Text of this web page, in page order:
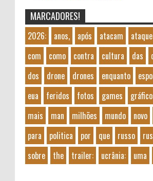
MARCADORES!
2026: anos, após atacam ataque
com
como contra cultura das
dos
drone drones enquanto
eua
feridos fotos games
mais
man milhões mundo novo
para
politica por que russo
sobre
the trailer: ucrânia: uma